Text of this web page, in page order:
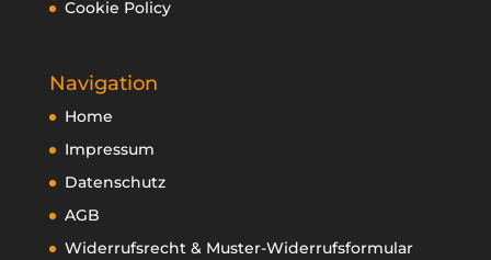
Cookie Policy
Navigation
Home
Impressum
Datenschutz
AGB
Widerrufsrecht & Muster-Widerrufsformular